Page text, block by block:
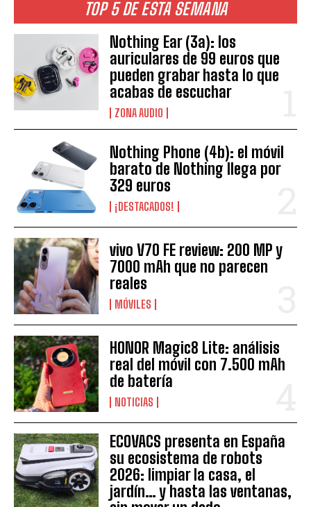
TOP 5 DE ESTA SEMANA
Nothing Ear (3a): los
auriculares de 99 euros que
pueden grabar hasta lo que
acabas de escuchar
ZONA AUDIO
Nothing Phone (4b): el móvil
barato de Nothing llega por
329 euros
¡DESTACADOS!
vivo V70 FE review: 200 MP y
7000 mAh que no parecen
reales
MÓVILES
HONOR Magic8 Lite: análisis
real del móvil con 7.500 mAh
de batería
NOTICIAS
ECOVACS presenta en España
su ecosistema de robots
2026: limpiar la casa, el
jardín… y hasta las ventanas,